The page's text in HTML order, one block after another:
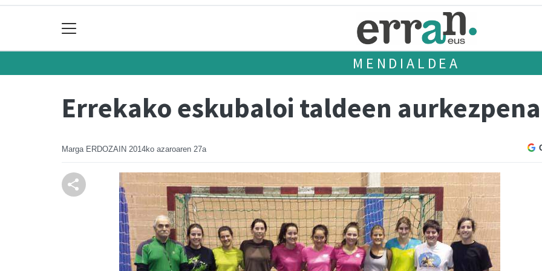
MENDIALDEA
Errekako eskubaloi taldeen aurkezpena
Marga ERDOZAIN 2014ko azaroaren 27a